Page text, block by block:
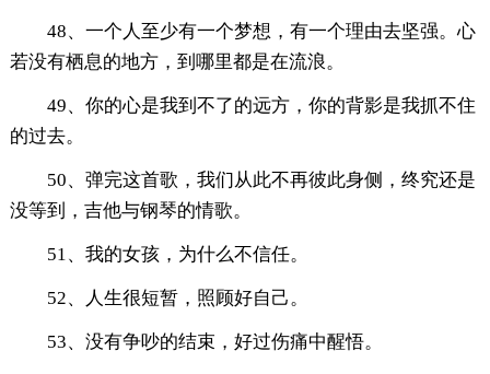
48、一个人至少有一个梦想，有一个理由去坚强。心
若没有栖息的地方，到哪里都是在流浪。
49、你的心是我到不了的远方，你的背影是我抓不住
的过去。
50、弹完这首歌，我们从此不再彼此身侧，终究还是
没等到，吉他与钢琴的情歌。
51、我的女孩，为什么不信任。
52、人生很短暂，照顾好自己。
53、没有争吵的结束，好过伤痛中醒悟。